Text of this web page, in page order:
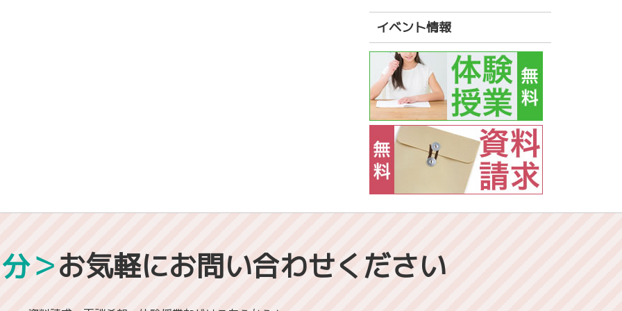
イベント情報
＞お気軽にお問い合わせください